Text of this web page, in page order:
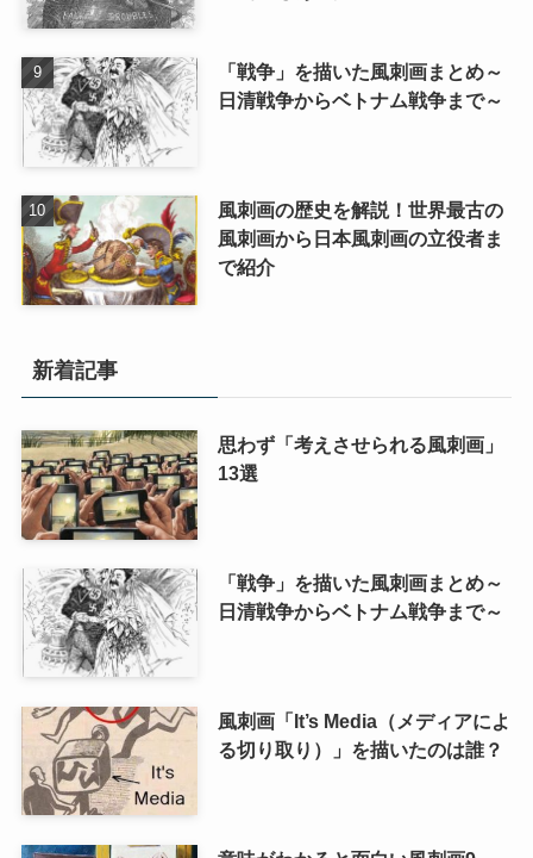
「戦争」を描いた風刺画まとめ～
日清戦争からベトナム戦争まで～
風刺画の歴史を解説！世界最古の
風刺画から日本風刺画の立役者ま
で紹介
新着記事
思わず「考えさせられる風刺画」
13選
「戦争」を描いた風刺画まとめ～
日清戦争からベトナム戦争まで～
風刺画「It’s Media（メディアによ
る切り取り）」を描いたのは誰？